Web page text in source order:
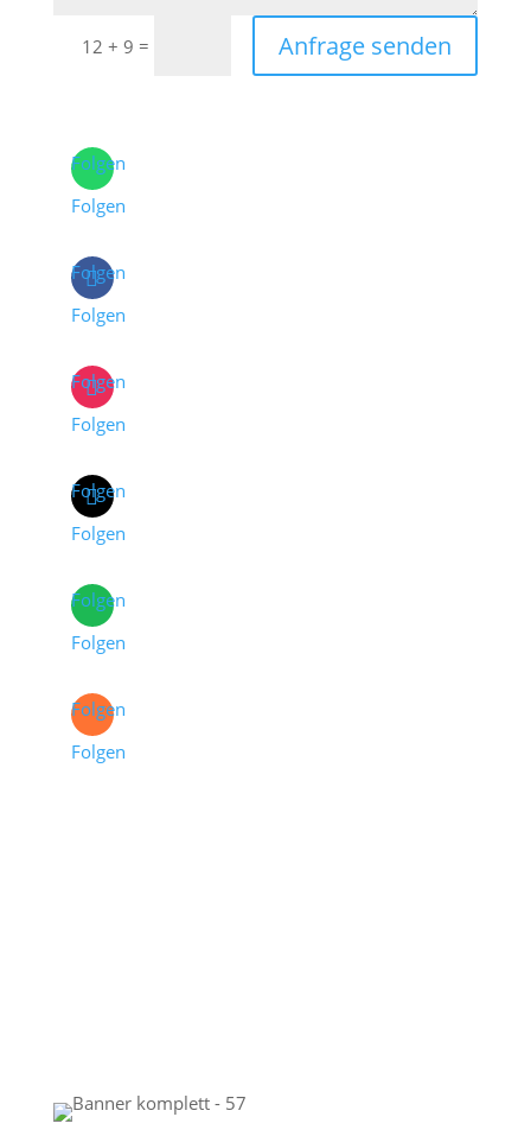
12 + 9 = Anfrage senden
Folgen
Folgen
Folgen
Folgen
Folgen
Folgen
Folgen
Folgen
Folgen
Folgen
Folgen
Folgen